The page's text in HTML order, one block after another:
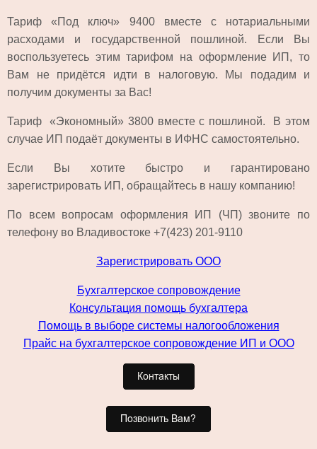
Тариф «Под ключ» 9400 вместе с нотариальными
расходами и государственной пошлиной. Если Вы
воспользуетесь этим тарифом на оформление ИП, то
Вам не придётся идти в налоговую. Мы подадим и
получим документы за Вас!
Тариф «Экономный» 3800 вместе с пошлиной. В этом
случае ИП подаёт документы в ИФНС самостоятельно.
Если Вы хотите быстро и гарантировано
зарегистрировать ИП, обращайтесь в нашу компанию!
По всем вопросам оформления ИП (ЧП) звоните по
телефону во Владивостоке +7(423) 201-9110
Зарегистрировать ООО
Бухгалтерское сопровождение
Консультация помощь бухгалтера
Помощь в выборе системы налогообложения
Прайс на бухгалтерское сопровождение ИП и ООО